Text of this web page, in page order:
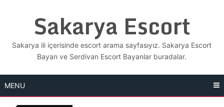
Sakarya Escort
Sakarya ili içerisinde escort arama sayfasıyız. Sakarya Escort
Bayan ve Serdivan Escort Bayanlar buradalar.
MENU